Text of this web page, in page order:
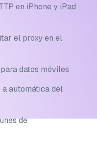
en iPhone y iPad
el proxy en el
datos móviles
automática del
de